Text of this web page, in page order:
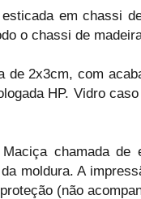
em chassi
o chassi de
de 2x3cm, com
HP. Vidro
chamada de
moldura. A
(não